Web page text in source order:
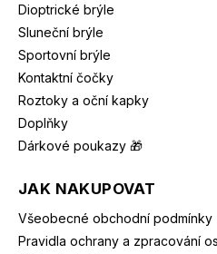
Dioptrické brýle
Sluneční brýle
Sportovní brýle
Kontaktní čočky
Roztoky a oční kapky
Doplňky
Dárkové poukazy 🎁
JAK NAKUPOVAT
Všeobecné obchodní podmínky
Pravidla ochrany a zpracování